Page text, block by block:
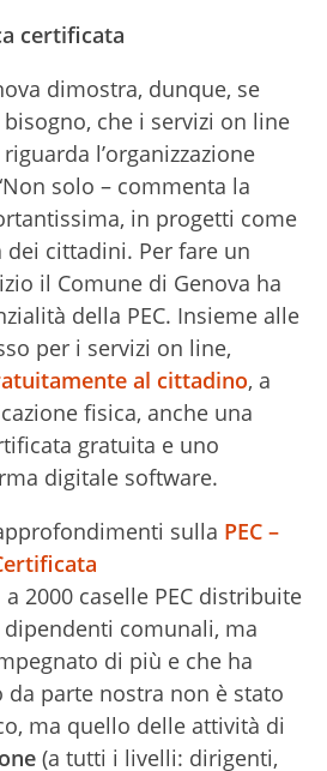
certificata
dimostra, dunque, se
che i servizi on line
l’organizzazione
solo – commenta la
in progetti come
dei cittadini. Per fare un
il Comune di Genova ha
della PEC. Insieme alle
per i servizi on line,
al cittadino, a
fisica, anche una
gratuita e uno
digitale software.
sulla PEC –
2000 caselle PEC distribuite
comunali, ma
di più e che ha
parte nostra non è stato
ma quello delle attività di
(a tutti i livelli: dirigenti,